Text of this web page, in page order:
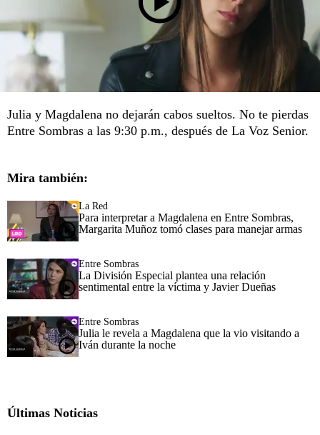
Julia y Magdalena no dejarán cabos sueltos. No te pierdas
Entre Sombras a las 9:30 p.m., después de La Voz Senior.
Mira también:
La Red
Para interpretar a Magdalena en Entre Sombras,
Margarita Muñoz tomó clases para manejar armas
Entre Sombras
La División Especial plantea una relación
sentimental entre la víctima y Javier Dueñas
Entre Sombras
Julia le revela a Magdalena que la vio visitando a
Iván durante la noche
Últimas Noticias